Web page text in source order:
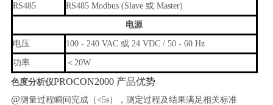
RS485 RS485 Modbus (Slave 或 Master)
电源
电压 100 - 240 VAC 或 24 VDC / 50 - 60 Hz
功率 ＜20W
色度分析仪PROCON2000 产品优势
@测量过程瞬间完成（<5s），测定过程及结果满足相关标准